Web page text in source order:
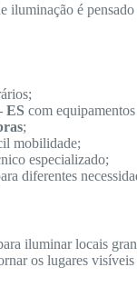
é
ES com
;
mobilidade;
especializado;
diferentes
iluminar locais
os lugares visíveis